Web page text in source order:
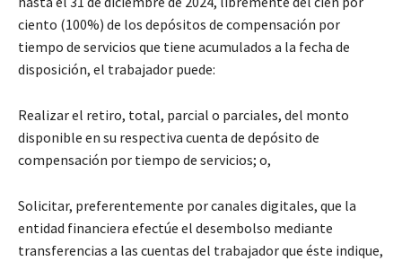
ciento (100%) de los depósitos de compensación por
tiempo de servicios que tiene acumulados a la fecha de
disposición, el trabajador puede:
Realizar el retiro, total, parcial o parciales, del monto
disponible en su respectiva cuenta de depósito de
compensación por tiempo de servicios; o,
Solicitar, preferentemente por canales digitales, que la
entidad financiera efectúe el desembolso mediante
transferencias a las cuentas del trabajador que éste indique,